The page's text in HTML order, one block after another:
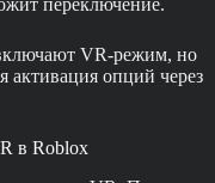
переключение.
VR-режим, но
активация опций через
в Roblox